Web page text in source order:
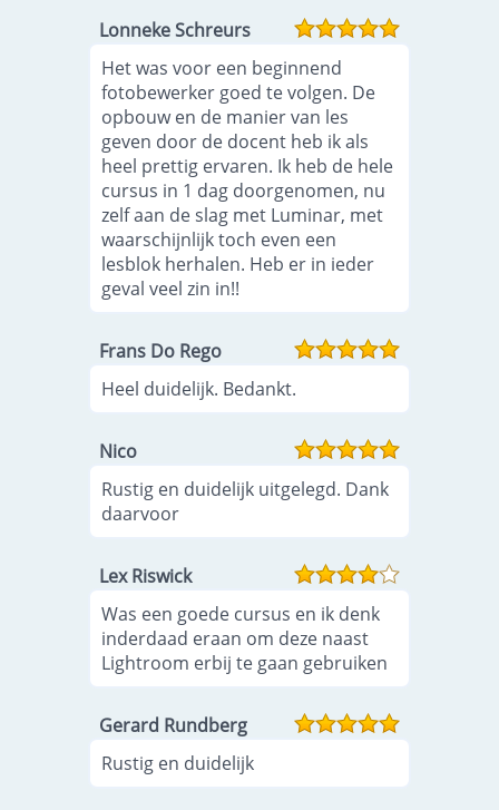
Lonneke Schreurs
Het was voor een beginnend
fotobewerker goed te volgen. De
opbouw en de manier van les
geven door de docent heb ik als
heel prettig ervaren. Ik heb de hele
cursus in 1 dag doorgenomen, nu
zelf aan de slag met Luminar, met
waarschijnlijk toch even een
lesblok herhalen. Heb er in ieder
geval veel zin in!!
Frans Do Rego
Heel duidelijk. Bedankt.
Nico
Rustig en duidelijk uitgelegd. Dank
daarvoor
Lex Riswick
Was een goede cursus en ik denk
inderdaad eraan om deze naast
Lightroom erbij te gaan gebruiken
Gerard Rundberg
Rustig en duidelijk